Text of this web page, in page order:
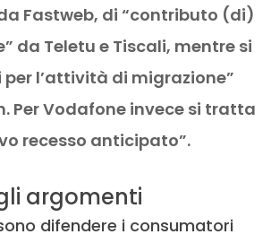
Fastweb, di “contributo (di)
da Teletu e Tiscali, mentre si
l’attività di migrazione”
Per Vodafone invece si tratta
recesso anticipato”.
argomenti
difendere i consumatori